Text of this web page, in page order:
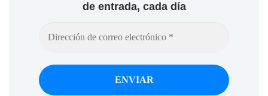
de entrada, cada día